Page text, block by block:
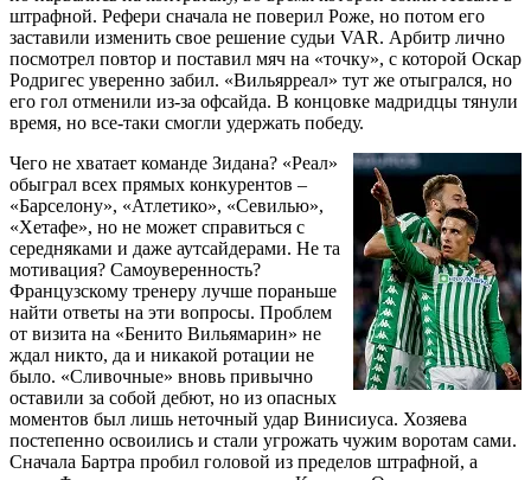
штрафной. Рефери сначала не поверил Роже, но потом его
заставили изменить свое решение судьи VAR. Арбитр лично
посмотрел повтор и поставил мяч на «точку», с которой Оскар
Родригес уверенно забил. «Вильярреал» тут же отыгрался, но
его гол отменили из-за офсайда. В концовке мадридцы тянули
время, но все-таки смогли удержать победу.
Чего не хватает команде Зидана? «Реал»
обыграл всех прямых конкурентов –
«Барселону», «Атлетико», «Севилью»,
«Хетафе», но не может справиться с
середняками и даже аутсайдерами. Не та
мотивация? Самоуверенность?
Французскому тренеру лучше пораньше
найти ответы на эти вопросы. Проблем
от визита на «Бенито Вильямарин» не
ждал никто, да и никакой ротации не
было. «Сливочные» вновь привычно
оставили за собой дебют, но из опасных
моментов был лишь неточный удар Винисиуса. Хозяева
постепенно освоились и стали угрожать чужим воротам сами.
Сначала Бартра пробил головой из пределов штрафной, а